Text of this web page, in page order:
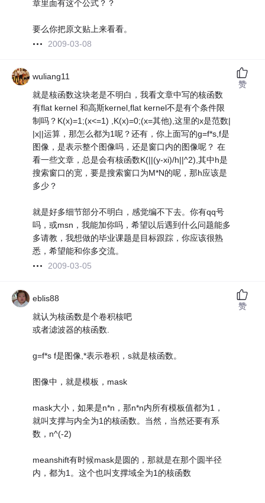
章里面有这个公式？？
要么你把原文贴上来看看。
2009-03-08
wuliang11
就是核函数这块老是不明白，我看文章中写的核函数
有flat kernel 和高斯kernel,flat kernel不是有个条件限
制吗？K(x)=1;(x<=1) ,K(x)=0;(x=其他),这里的x是范数|
|x||运算，那怎么都为1呢？还有，你上面写的g=f*s,f是
图像，是表示整个图像吗，还是窗口内的图像呢？ 在
看一些文章，总是会有核函数K(||(y-xi)/h||^2),其中h是
搜索窗口的宽，要是搜索窗口为M*N的呢，那h应该是
多少？
就是好多细节部分不明白，感觉编不下去。你有qq号
吗，或msn，我能加你吗，希望以后遇到什么问题能多
多请教，我想做的毕业课题是目标跟踪，你应该很熟
悉，希望能和你多交流。
2009-03-05
赞
eblis88
就认为核函数是个卷积核吧
或者滤波器的核函数.
g=f*s f是图像,*表示卷积，s就是核函数。
图像中，就是模板，mask
mask大小，如果是n*n，那n*n内所有模板值都为1，
就叫支撑与内全为1的核函数。当然，当然还要有系
数，n^(-2)
meanshift有时候mask是圆的，那就是在那个圆半径
内，都为1。这个也叫支撑域全为1的核函数
赞